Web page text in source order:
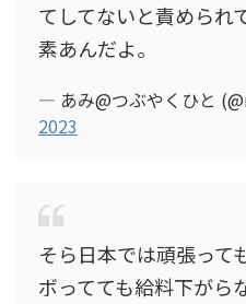
てしてないと責められ
素あんだよ。
— あみ@つぶやくひと
2023
そら日本では頑張って
ボってても給料下がら